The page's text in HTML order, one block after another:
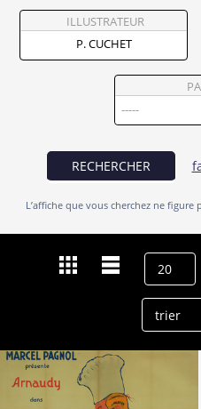
Vendre
ILLUSTRATEUR
RECHERCHER
L’affiche que vous cherchez ne figure